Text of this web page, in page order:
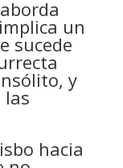
un
sucede
y
las
hacia